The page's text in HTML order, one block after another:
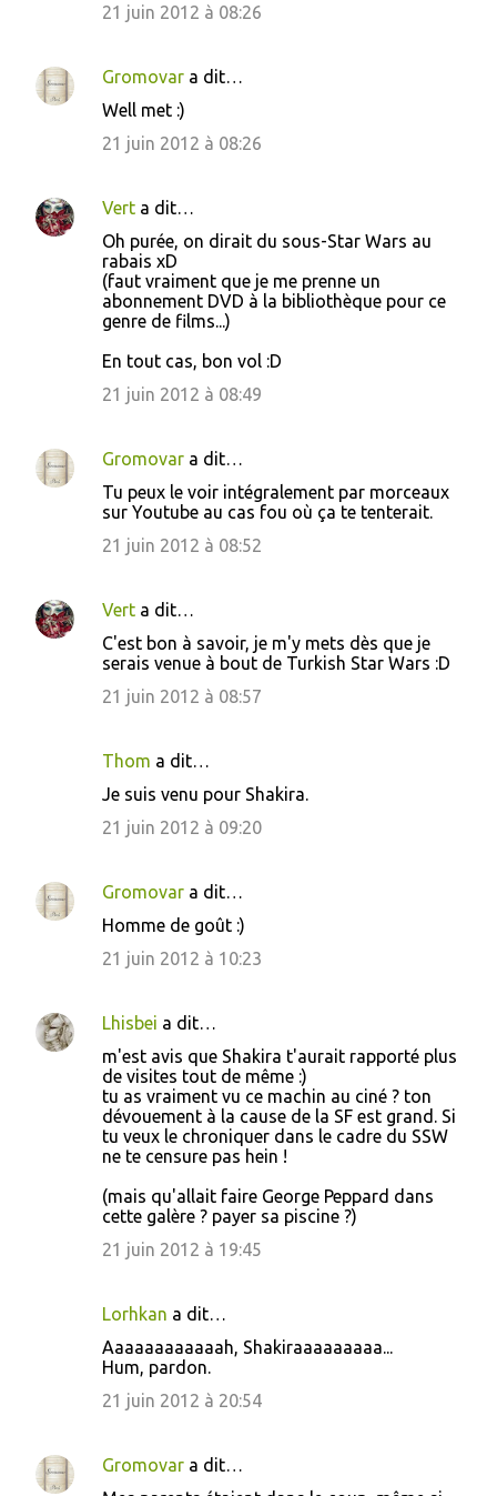
i
r
21 juin 2012 à 08:26
Gromovar a dit…
Well met :)
21 juin 2012 à 08:26
Vert a dit…
Oh purée, on dirait du sous-Star Wars au
rabais xD
(faut vraiment que je me prenne un
abonnement DVD à la bibliothèque pour ce
genre de films...)
En tout cas, bon vol :D
21 juin 2012 à 08:49
Gromovar a dit…
Tu peux le voir intégralement par morceaux
sur Youtube au cas fou où ça te tenterait.
21 juin 2012 à 08:52
Vert a dit…
C'est bon à savoir, je m'y mets dès que je
serais venue à bout de Turkish Star Wars :D
21 juin 2012 à 08:57
Thom a dit…
Je suis venu pour Shakira.
21 juin 2012 à 09:20
Gromovar a dit…
Homme de goût :)
21 juin 2012 à 10:23
Lhisbei a dit…
m'est avis que Shakira t'aurait rapporté plus
de visites tout de même :)
tu as vraiment vu ce machin au ciné ? ton
dévouement à la cause de la SF est grand. Si
tu veux le chroniquer dans le cadre du SSW
ne te censure pas hein !
(mais qu'allait faire George Peppard dans
cette galère ? payer sa piscine ?)
21 juin 2012 à 19:45
Lorhkan a dit…
Aaaaaaaaaaaah, Shakiraaaaaaaaa...
Hum, pardon.
21 juin 2012 à 20:54
Gromovar a dit…